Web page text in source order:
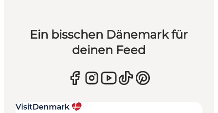
Ein bisschen Dänemark für
deinen Feed